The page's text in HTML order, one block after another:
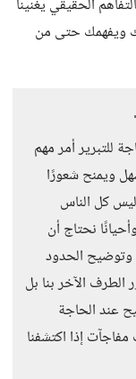
الحقيقي يغنينا
ويفهمك حتى من
للتبرير أمر مهم
ويمنح شعورًا
ليس كل الناس
نحتاج أن
وتوضيح الحدود
الطرف الآخر بنا بل
عند الحاجة
إذا اكتشفنا